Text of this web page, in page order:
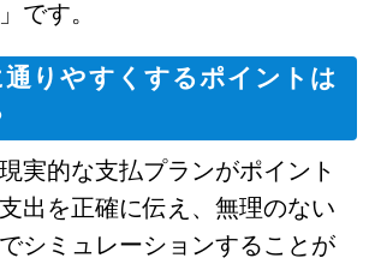
です。
りやすくするポイントは
実的な支払プランがポイント
出を正確に伝え、無理のない
シミュレーションすることが